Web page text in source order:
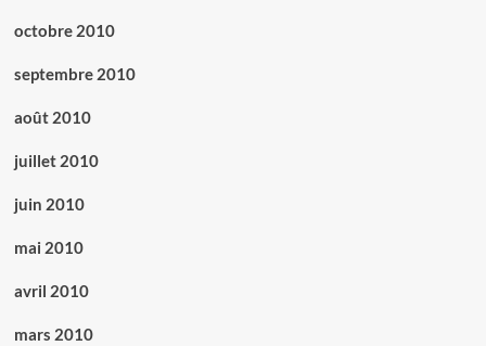
octobre 2010
septembre 2010
août 2010
juillet 2010
juin 2010
mai 2010
avril 2010
mars 2010